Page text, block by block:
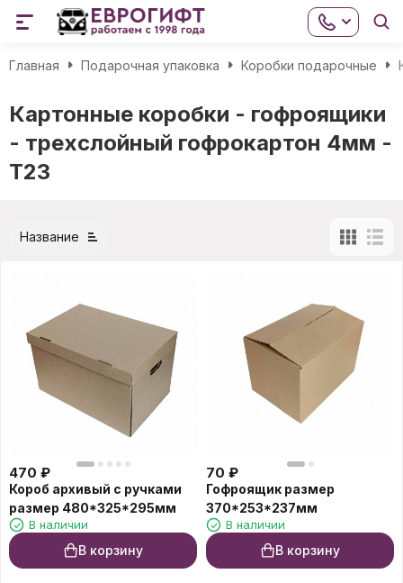
Главная Подарочная упаковка Коробки подарочные
Картонные коробки - гофроящики
- трехслойный гофрокартон 4мм -
Т23
Название
470 ₽
Короб архивый с ручками
размер 480*325*295мм
В наличии
В корзину
70 ₽
Гофроящик размер
370*253*237мм
В наличии
В корзину